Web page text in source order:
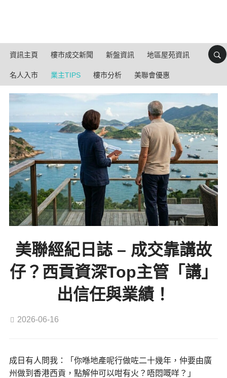
資訊主頁 樓市成交新聞 新盤資訊 地區屋苑資訊
名人入市 業主TIPS 樓市分析 美聯會優惠
美聯經紀日誌 – 成交靠講故
仔？西貢資深Top主管「講」
出信任與業績！
2026-06-16
成日有人問我：「你喺地產呢行做咗二十幾年，仲要由廣
州做到香港西貢，點解仲可以咁有火？唔悶嘅咩？」